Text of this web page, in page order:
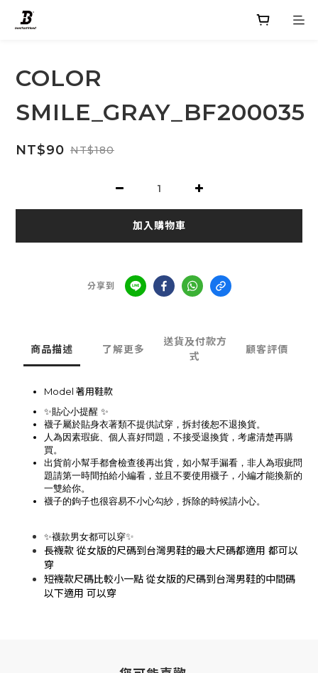
COLOR
SMILE_GRAY_BF200035
NT$90 NT$180
加入購物車
分享到
商品描述 了解更多
送貨及付款方
式
顧客評價
Model 著用鞋款
✨貼心小提醒 ✨
襪子屬於貼身衣著類不提供試穿，拆封後恕不退換貨。
人為因素瑕疵、個人喜好問題，不接受退換貨，考慮清楚再購
買。
出貨前小幫手都會檢查後再出貨，如小幫手漏看，非人為瑕疵問
題請第一時間拍給小編看，並且不要使用襪子，小編才能換新的
一雙給你。
襪子的鉤子也很容易不小心勾紗，拆除的時候請小心。
✨襪款男女都可以穿✨
長襪款 從女版的尺碼到台灣男鞋的最大尺碼都適用 都可以
穿
短襪款尺碼比較小一點 從女版的尺碼到台灣男鞋的中間碼
以下適用 可以穿